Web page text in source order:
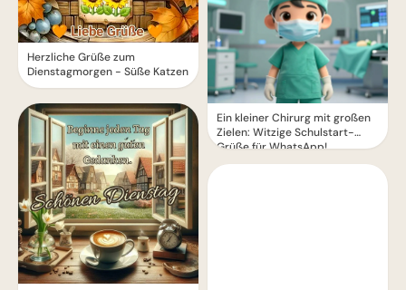
Herzliche Grüße zum
Dienstagmorgen - Süße Katzen
Ein kleiner Chirurg mit großen
Zielen: Witzige Schulstart-
Grüße für WhatsApp!